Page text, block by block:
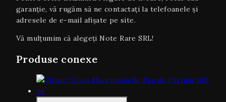
garanţie, vă rugăm să ne contactați la telefoanele și
adresele de e-mail afișate pe site.
Vă mulțumim că alegeți Note Rare SRL!
Produse conexe